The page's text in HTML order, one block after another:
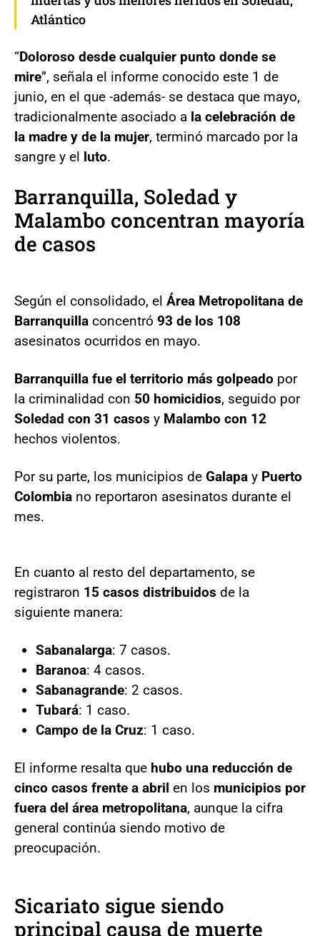
Atlántico
“Doloroso desde cualquier punto donde se
mire”, señala el informe conocido este 1 de
junio, en el que -además- se destaca que mayo,
tradicionalmente asociado a la celebración de
la madre y de la mujer, terminó marcado por la
sangre y el luto.
Barranquilla, Soledad y
Malambo concentran mayoría
de casos
Según el consolidado, el Área Metropolitana de
Barranquilla concentró 93 de los 108
asesinatos ocurridos en mayo.
Barranquilla fue el territorio más golpeado por
la criminalidad con 50 homicidios, seguido por
Soledad con 31 casos y Malambo con 12
hechos violentos.
Por su parte, los municipios de Galapa y Puerto
Colombia no reportaron asesinatos durante el
mes.
En cuanto al resto del departamento, se
registraron 15 casos distribuidos de la
siguiente manera:
Sabanalarga: 7 casos.
Baranoa: 4 casos.
Sabanagrande: 2 casos.
Tubará: 1 caso.
Campo de la Cruz: 1 caso.
El informe resalta que hubo una reducción de
cinco casos frente a abril en los municipios por
fuera del área metropolitana, aunque la cifra
general continúa siendo motivo de
preocupación.
Sicariato sigue siendo
principal causa de muerte